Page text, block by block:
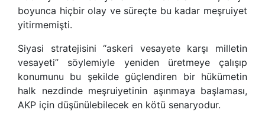
boyunca hiçbir olay ve süreçte bu kadar meşruiyet
yitirmemişti.
Siyasi stratejisini “askeri vesayete karşı milletin
vesayeti” söylemiyle yeniden üretmeye çalışıp
konumunu bu şekilde güçlendiren bir hükümetin
halk nezdinde meşruiyetinin aşınmaya başlaması,
AKP için düşünülebilecek en kötü senaryodur.